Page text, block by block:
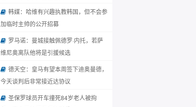
韩媒：哈维有兴趣执教韩国，但不会参
加临时主帅的公开招募
罗马诺：曼城接触佩德罗·内托，若萨
维尼奥离队他将是引援候选
德天空：皇马有望本周签下迪奥曼德，
今天谈判后非常接近达协议
圣保罗球员开车撞死84岁老人被拘